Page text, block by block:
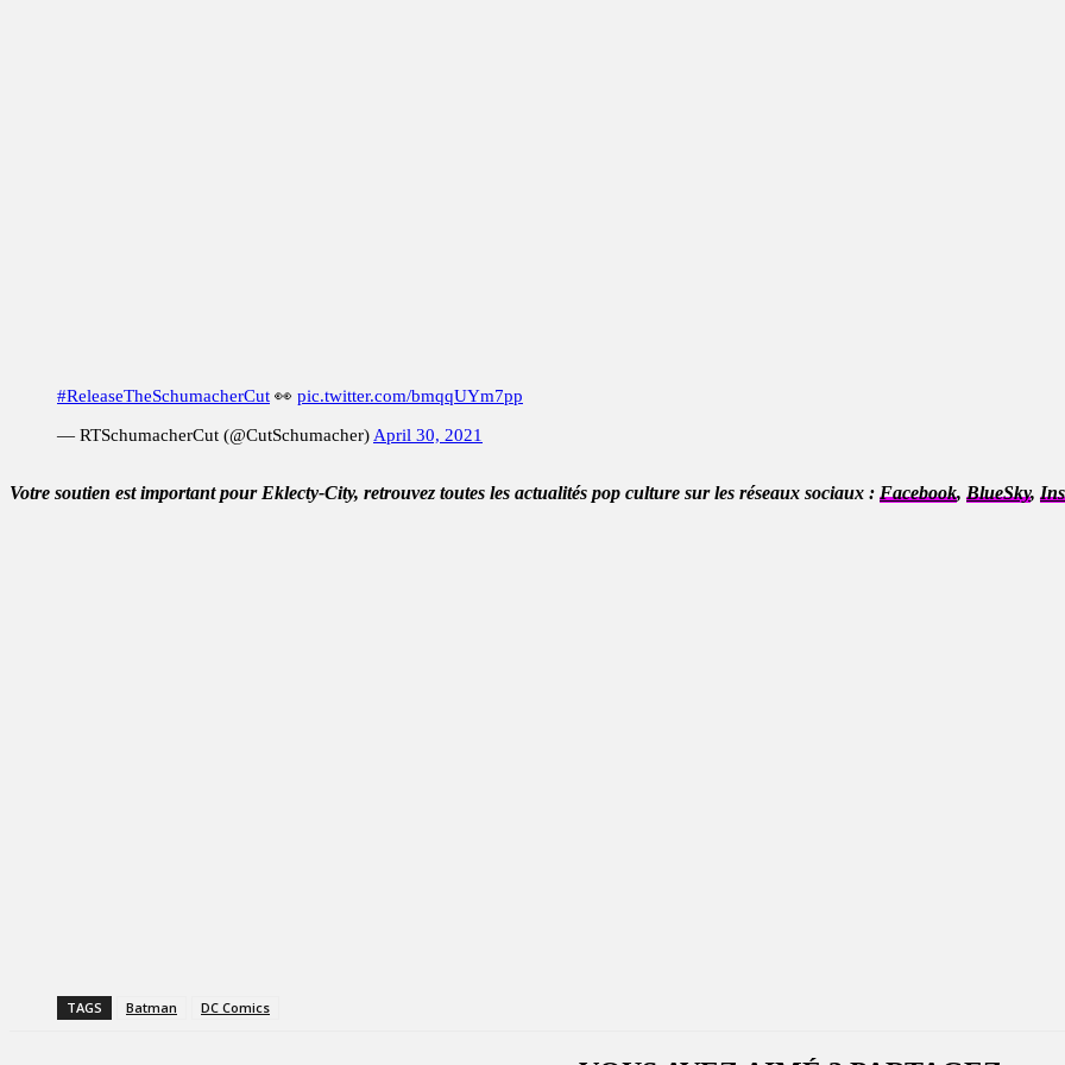
#ReleaseTheSchumacherCut 👀 pic.twitter.com/bmqqUYm7pp
— RTSchumacherCut (@CutSchumacher) April 30, 2021
Votre soutien est important pour Eklecty-City, retrouvez toutes les actualités pop culture sur les réseaux sociaux : Facebook, BlueSky,
TAGS Batman DC Comics